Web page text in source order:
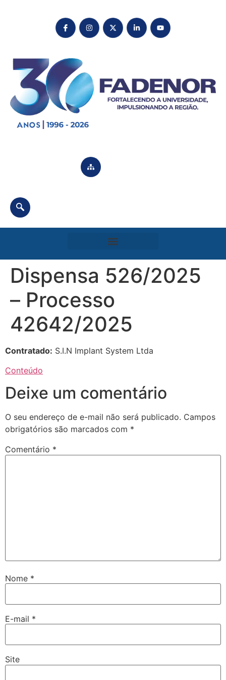
Dispensa 526/2025
– Processo
42642/2025
Contratado: S.I.N Implant System Ltda
Conteúdo
Deixe um comentário
O seu endereço de e-mail não será publicado. Campos
obrigatórios são marcados com *
Comentário *
Nome *
E-mail *
Site